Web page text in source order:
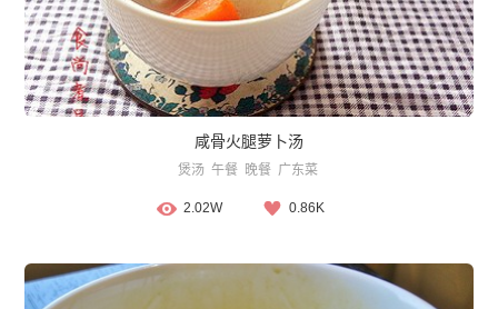
咸骨火腿萝卜汤
煲汤 午餐 晚餐 广东菜
2.02W 0.86K